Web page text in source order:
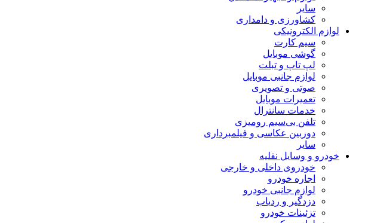
سایر
کشاورزی و دامداری
لوازم الکترونیکی
سیم کارت
گوشی موبایل
لپ تاپ و تبلت
لوازم جانبی موبایل
صوتی و تصویری
تعمیرات موبایل
خدمات سانترال
تلفن بی‌سیم رومیزی
دوربین عکاسی و فیلمبرداری
سایر
خودرو و وسایل نقلیه
خودروی داخلی و خارجی
اجاره خودرو
لوازم جانبی خودرو
دزدگیر و ردیاب
تزئینات خودرو